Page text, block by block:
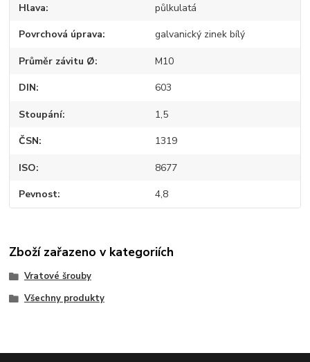
Hlava půlkulatá
Povrchová úprava galvanický zinek bílý
Průměr závitu Ø M10
DIN 603
Stoupání 1,5
ČSN 1319
ISO 8677
Pevnost 4,8
Zboží zařazeno v kategoriích
Vratové šrouby
Všechny produkty